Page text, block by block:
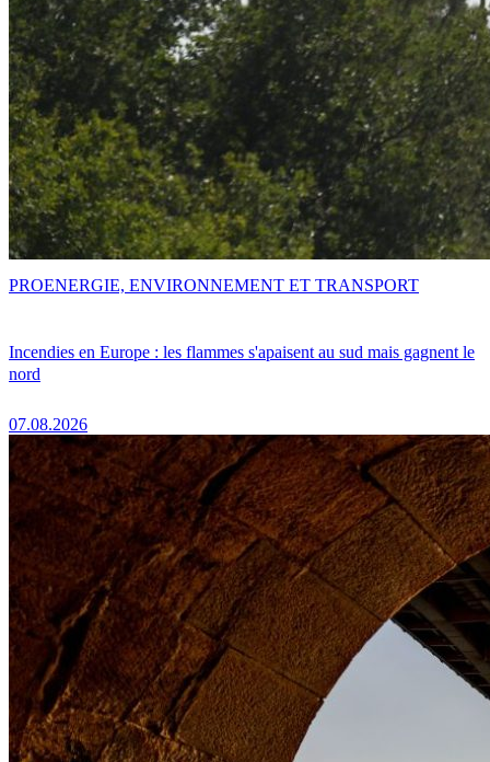
Incendies en Europe : les flammes s'apaisent au sud mais gagnent le
nord
07.08.2026
PROENERGIE, ENVIRONNEMENT ET TRANSPORT